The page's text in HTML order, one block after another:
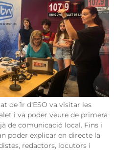
de 1r d’ESO va visitar les
i va poder veure de primera
de comunicació local. Fins i
poder explicar en directe la
redactors, locutors i